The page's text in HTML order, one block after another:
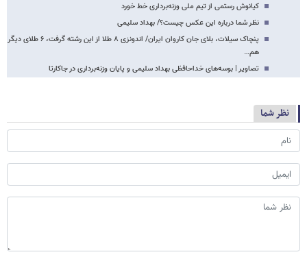
کیانوش رستمی از تیم ملی وزنه‌برداری خط خورد
نظر شما درباره این عکس چیست؟/ بهداد سلیمی
پنچاک سیلات، بلای جان کاروان ایران/ اندونزی ۸ طلا از این رشته گرفت، ۶ طلای دیگر
هم…
تصاویر | بوسه‌های خداحافظی بهداد سلیمی و پایان وزنه‌برداری در جاکارتا
نظر شما